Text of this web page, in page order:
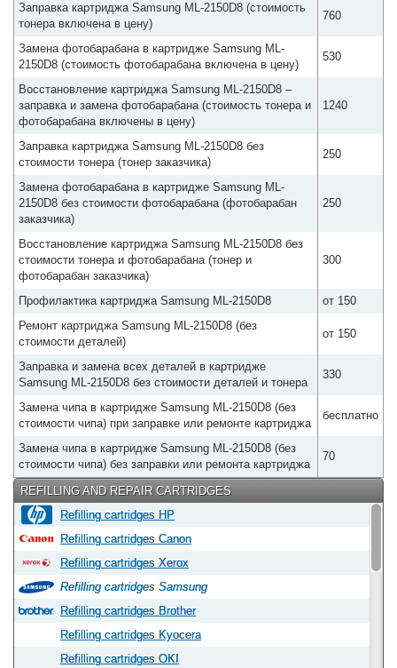
Заправка картриджа Samsung ML-2150D8 (стоимость
тонера включена в цену)
760
Замена фотобарабана в картридже Samsung ML-
2150D8 (стоимость фотобарабана включена в цену)
530
Восстановление картриджа Samsung ML-2150D8 –
заправка и замена фотобарабана (стоимость тонера и
фотобарабана включены в цену)
1240
Заправка картриджа Samsung ML-2150D8 без
стоимости тонера (тонер заказчика)
250
Замена фотобарабана в картридже Samsung ML-
2150D8 без стоимости фотобарабана (фотобарабан
заказчика)
250
Восстановление картриджа Samsung ML-2150D8 без
стоимости тонера и фотобарабана (тонер и
фотобарабан заказчика)
300
Профилактика картриджа Samsung ML-2150D8
от 150
Ремонт картриджа Samsung ML-2150D8 (без
стоимости деталей)
от 150
Заправка и замена всех деталей в картридже
Samsung ML-2150D8 без стоимости деталей и тонера
330
Замена чипа в картридже Samsung ML-2150D8 (без
стоимости чипа) при заправке или ремонте картриджа
бесплатно
Замена чипа в картридже Samsung ML-2150D8 (без
стоимости чипа) без заправки или ремонта картриджа
70
REFILLING AND REPAIR CARTRIDGES
Refilling cartridges HP
Refilling cartridges Canon
Refilling cartridges Xerox
Refilling cartridges Samsung
Refilling cartridges Brother
Refilling cartridges Kyocera
Refilling cartridges OKI